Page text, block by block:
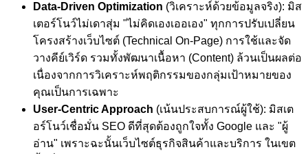
Data-Driven Optimization (วิเคราะห์ด้วยข้อมูลจริง): มิส
เตอร์โนว์ไม่เดาสุ่ม "ไม่คิดเองเออเอง" ทุกการปรับเปลี่ยน
โครงสร้างเว็บไซต์ (Technical On-Page) การใช้และจัด
วางคีย์เวิร์ด รวมทั้งพัฒนาเนื้อหา (Content) ล้วนเป็นผลต่อ
เนื่องจากการวิเคราะห์พฤติกรรมของกลุ่มเป้าหมายของ
คุณเป็นการเฉพาะ
User-Centric Approach (เน้นประสบการณ์ผู้ใช้): มิสเต
อร์โนว์เชื่อมั่น SEO ดีที่สุดต้องถูกใจทั้ง Google และ "ผู้
อ่าน" เพราะฉะนั้นเว็บไซต์ธุรกิจสินค้าและบริการ ในเขต